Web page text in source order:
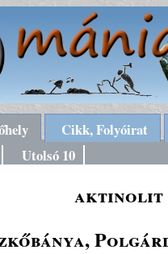
Cikk, Folyóirat
Utolsó 10
aktinolit